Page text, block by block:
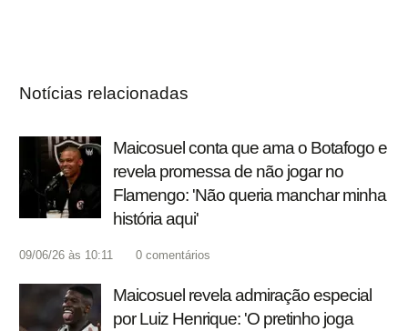
Notícias relacionadas
Maicosuel conta que ama o Botafogo e
revela promessa de não jogar no
Flamengo: 'Não queria manchar minha
história aqui'
09/06/26 às 10:11 0 comentários
Maicosuel revela admiração especial
por Luiz Henrique: 'O pretinho joga